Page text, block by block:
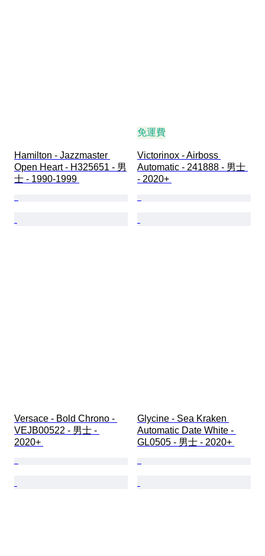
Hamilton - Jazzmaster
Open Heart - H325651 - 男
士 - 1990-1999
免運費
Victorinox - Airboss
Automatic - 241888 - 男士
- 2020+
Versace - Bold Chrono -
VEJB00522 - 男士 -
2020+
Glycine - Sea Kraken
Automatic Date White -
GL0505 - 男士 - 2020+